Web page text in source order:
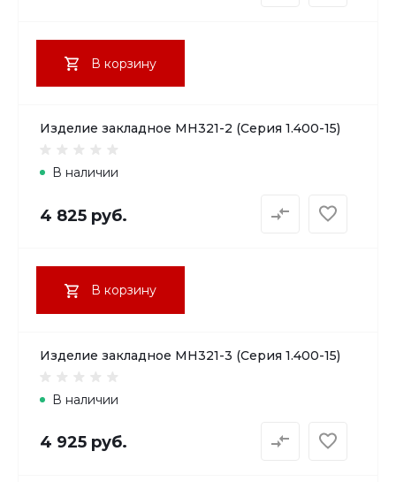
В корзину
Изделие закладное МН321-2 (Серия 1.400-15)
В наличии
4 825 руб.
В корзину
Изделие закладное МН321-3 (Серия 1.400-15)
В наличии
4 925 руб.